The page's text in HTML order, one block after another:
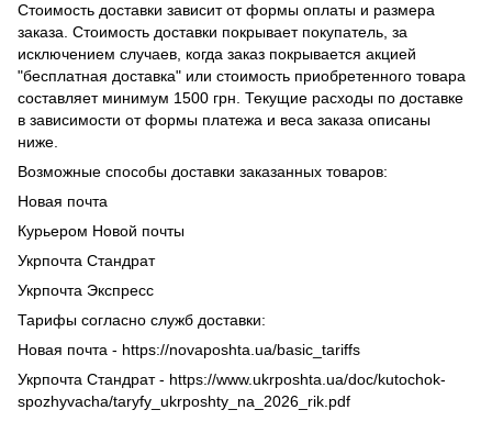
Стоимость доставки зависит от формы оплаты и размера
заказа. Стоимость доставки покрывает покупатель, за
исключением случаев, когда заказ покрывается акцией
"бесплатная доставка" или стоимость приобретенного товара
составляет минимум 1500 грн. Текущие расходы по доставке
в зависимости от формы платежа и веса заказа описаны
ниже.
Возможные способы доставки заказанных товаров:
Новая почта
Курьером Новой почты
Укрпочта Стандрат
Укрпочта Экспресс
Тарифы согласно служб доставки:
Новая почта - https://novaposhta.ua/basic_tariffs
Укрпочта Стандрат - https://www.ukrposhta.ua/doc/kutochok-
spozhyvacha/taryfy_ukrposhty_na_2026_rik.pdf